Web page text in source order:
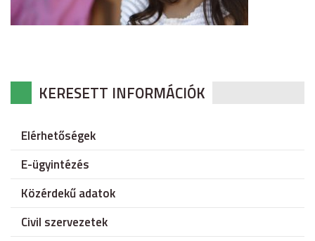
KERESETT INFORMÁCIÓK
Elérhetőségek
E-ügyintézés
Közérdekű adatok
Civil szervezetek